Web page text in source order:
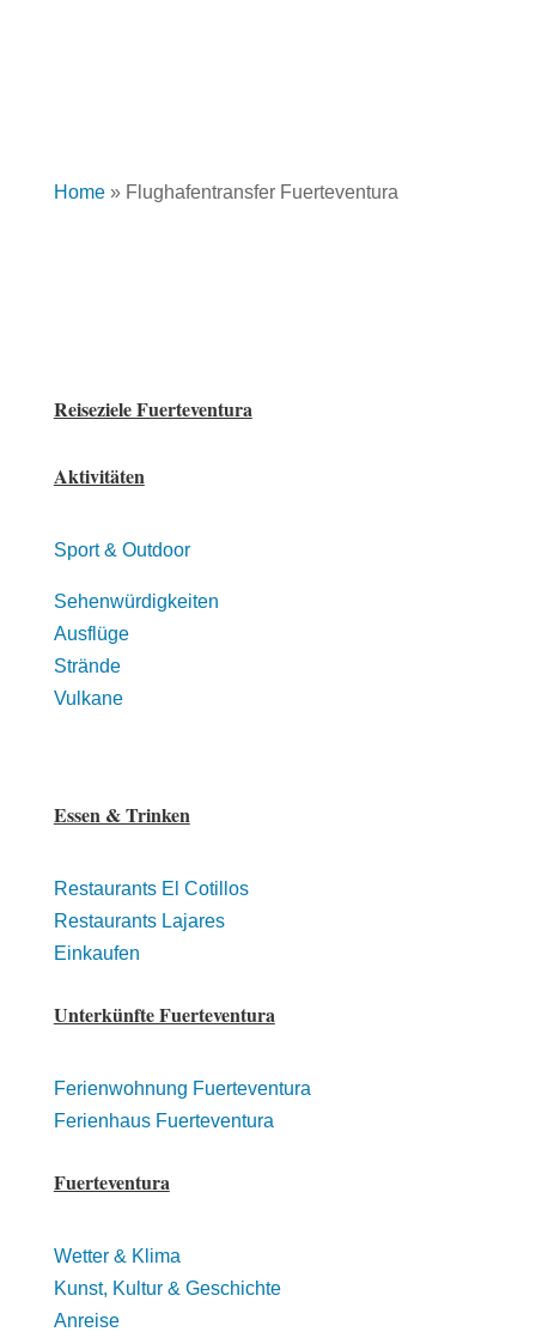
Home» Flughafentransfer Fuerteventura
Reiseziele Fuerteventura
Aktivitäten
Sport & Outdoor
Sehenwürdigkeiten
Ausflüge
Strände
Vulkane
Essen & Trinken
Restaurants El Cotillos
Restaurants Lajares
Einkaufen
Unterkünfte Fuerteventura
Ferienwohnung Fuerteventura
Ferienhaus Fuerteventura
Fuerteventura
Wetter & Klima
Kunst, Kultur & Geschichte
Anreise